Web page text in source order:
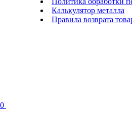
Калькулятор металла
Правила возврата
0